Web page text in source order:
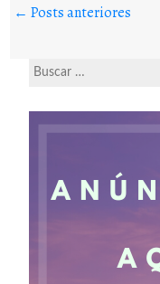
Buscar en los posts
← Posts anteriores
Buscar...